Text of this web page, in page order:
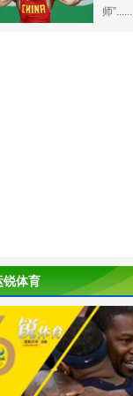
师”......
锐体育